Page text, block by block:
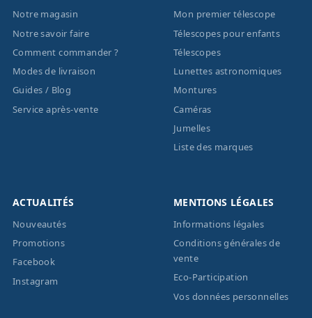
Notre magasin
Notre savoir faire
Comment commander ?
Modes de livraison
Guides / Blog
Service après-vente
Mon premier télescope
Télescopes pour enfants
Télescopes
Lunettes astronomiques
Montures
Caméras
Jumelles
Liste des marques
ACTUALITÉS
Nouveautés
Promotions
Facebook
Instagram
MENTIONS LÉGALES
Informations légales
Conditions générales de
vente
Eco-Participation
Vos données personnelles